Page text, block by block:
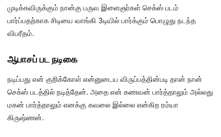
முடிக்கவிருக்கும் நான்கு பருவ இளைஞர்கள் செக்ஸ் படம்
பார்ப்பதற்காக சி‌டியை வாங்கி 3டியில் பார்க்கும் பொழுது நடந்த
விபரீதம்.
ஆபாசப் பட நடிகை
நடிப்பது என் குறிக்கோள் என்னுடைய விருப்பத்தின்படி தான் நான்
செக்ஸ் படத்தில் நடித்தேன். அதை என் கணவன் பார்த்தாலும் அல்லது
மகன் பார்த்தாலும் எனக்கு கவலை இல்லை என்கிற ரம்யா
கிருஷ்ணன்.